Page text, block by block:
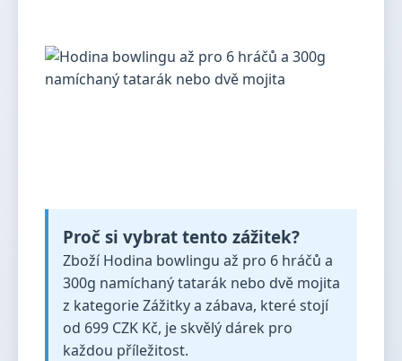
Proč si vybrat tento zážitek?
Zboží Hodina bowlingu až pro 6 hráčů a
300g namíchaný tatarák nebo dvě mojita
z kategorie Zážitky a zábava, které stojí
od 699 CZK Kč, je skvělý dárek pro
každou příležitost.